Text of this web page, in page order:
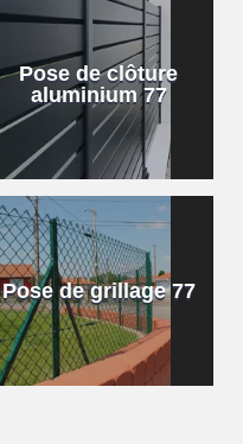
Pose de clôture
aluminium 77
Pose de grillage 77